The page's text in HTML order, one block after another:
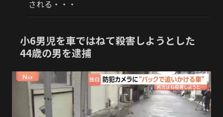
される・・・
小6男児を車ではねて殺害しようとした
44歳の男を逮捕